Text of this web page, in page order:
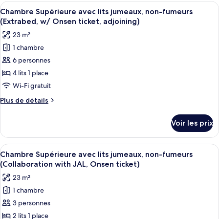
jumeaux,
non-
fumeurs
(Extra
Bed,
with
Onsen
ticket)
de
chambre
Chambre
Supérieure
avec
lits
jumeaux,
non-
(Extra
Bed,
with
Afficher
toutes
les
photos
pour
ce
type
de
chambre :
Chambre
avec
lits
jumeaux,
non-
fumeurs
(Extrabed,
w/
Onsen
Une chambre d’hôtel avec deux lits,
2
Chambre Supérieure avec lits jumeaux, non-fumeurs
(Extrabed, w/ Onsen ticket, adjoining)
23 m²
1 chambre
6 personnes
4 lits 1 place
Wi-Fi gratuit
Plus de détails
Plus
le
type
de
chambre
Chambre
Supérieure
avec
lits
jumeaux,
non-
Voir les prix
Afficher
toutes
les
photos
pour
ce
type
Une chambre d’hôtel avec deux lits,
5
Chambre Supérieure avec lits jumeaux, non-fumeurs
(Collaboration with JAL, Onsen ticket)
23 m²
1 chambre
3 personnes
2 lits 1 place